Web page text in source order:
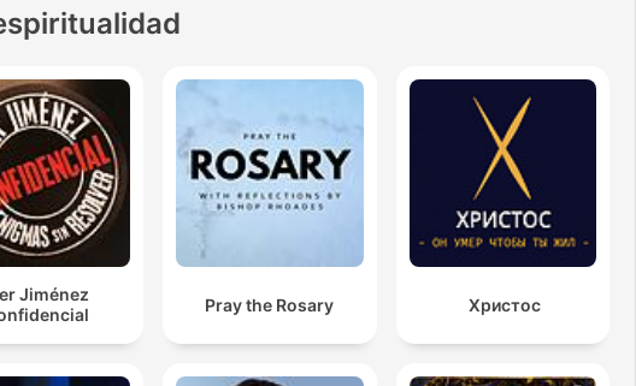
Jiménez
Pray the Rosary Христос